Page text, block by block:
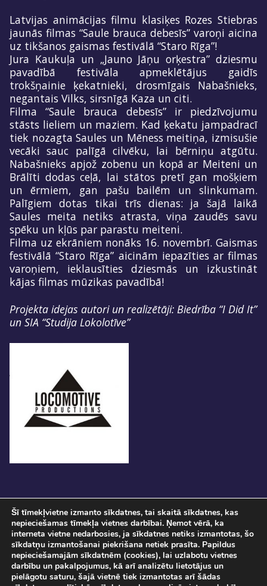
Latvijas animācijas filmu klasiķes Rozes Stiebras
jaunās filmas “Saule brauca debesīs” varoņi aicina
uz tikšanos gaismas festivālā “Staro Rīga”!
Jura Kaukuļa un „Jauno Jāņu orķestra” dziesmu
pavadībā festivāla apmeklētājus gaidīs
trokšņainie ķekatnieki, drosmīgais Nabašnieks,
negantais Vilks, sirsnīgā Kaza un citi.
Filma “Saule brauca debesīs” ir piedzīvojumu
stāsts lieliem un maziem. Kad ķekatu jampadracī
tiek nozagta Saules un Mēness meitiņa, izmisušie
vecāki sauc palīgā cilvēku, lai bērniņu atgūtu.
Nabašnieks apjož zobenu un kopā ar Meiteni un
Brālīti dodas ceļā, lai stātos pretī gan mošķiem
un ērmiem, gan pašu bailēm un slinkumam.
Palīgiem dotas tikai trīs dienas: ja šajā laikā
Saules meita netiks atrasta, viņa zaudēs savu
spēku un kļūs par parastu meiteni.
Filma uz ekrāniem nonāks 16. novembrī. Gaismas
festivālā “Staro Rīga” aicinām iepazīties ar filmas
varoņiem, ieklausīties dziesmās un izkustināt
kājas filmas mūzikas pavadībā!
Projekta idejas autori un realizētāji: Biedrība “I Did It”
un SIA “Studija Lokolotīve”
Pasākuma norise tiks fotografēta un filmēta. Ar savu ierašanos pasākumā, Jūs
Šī tīmekļvietne izmanto sīkdatnes, tai skaitā sīkdatnes, kas
nepieciešamas tīmekļa vietnes darbībai. Ņemot vērā, ka
interneta vietne nedarbosies, ja sīkdatnes netiks izmantotas, šo
sīkdatņu izmantošanai piekrišana netiek prasīta. Papildus
nepieciešamajām sīkdatnēm (cookies), lai uzlabotu vietnes
darbību un pakalpojumus, kā arī analizētu lietotājus un
pielāgotu saturu, šajā vietnē tiek izmantotas arī šādas